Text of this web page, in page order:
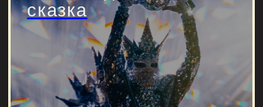
Новогодний корпоратив
100 гостей